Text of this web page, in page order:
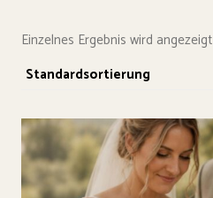
Einzelnes Ergebnis wird angezeigt